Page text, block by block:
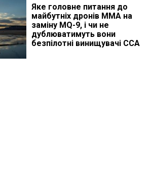
Яке головне питання до
майбутніх дронів MMA на
заміну MQ-9, і чи не
дублюватимуть вони
безпілотні винищувачі CCA